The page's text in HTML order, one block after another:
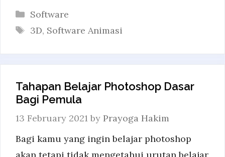
Categories
Software
Tags
3D, Software Animasi
Tahapan Belajar Photoshop Dasar
Bagi Pemula
13 February 2021 by Prayoga Hakim
Bagi kamu yang ingin belajar photoshop